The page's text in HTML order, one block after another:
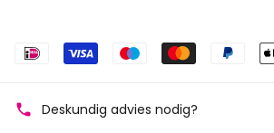
Deskundig advies nodig?